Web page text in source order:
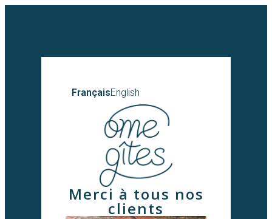
FrançaisEnglish
Merci à tous nos
clients